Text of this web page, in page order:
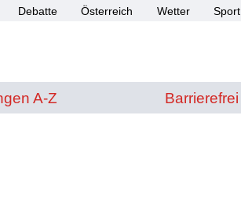
Debatte Österreich Wetter Sport
von A bis Z
A-Z Barrierefrei
Barrierefrei